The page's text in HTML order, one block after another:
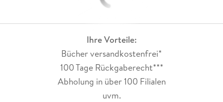
Ihre Vorteile:
Bücher versandkostenfrei*
100 Tage Rückgaberecht***
Abholung in über 100 Filialen
uvm.